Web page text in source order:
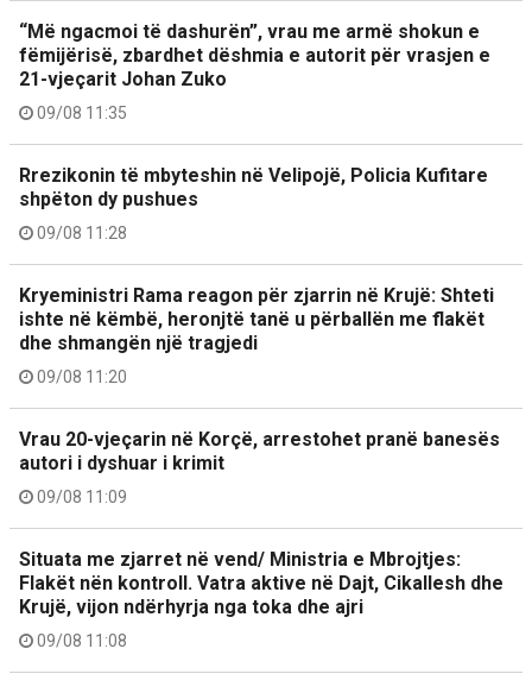
“Më ngacmoi të dashurën”, vrau me armë shokun e
fëmijërisë, zbardhet dëshmia e autorit për vrasjen e
21-vjeçarit Johan Zuko
09/08 11:35
Rrezikonin të mbyteshin në Velipojë, Policia Kufitare
shpëton dy pushues
09/08 11:28
Kryeministri Rama reagon për zjarrin në Krujë: Shteti
ishte në këmbë, heronjtë tanë u përballën me flakët
dhe shmangën një tragjedi
09/08 11:20
Vrau 20-vjeçarin në Korçë, arrestohet pranë banesës
autori i dyshuar i krimit
09/08 11:09
Situata me zjarret në vend/ Ministria e Mbrojtjes:
Flakët nën kontroll. Vatra aktive në Dajt, Cikallesh dhe
Krujë, vijon ndërhyrja nga toka dhe ajri
09/08 11:08